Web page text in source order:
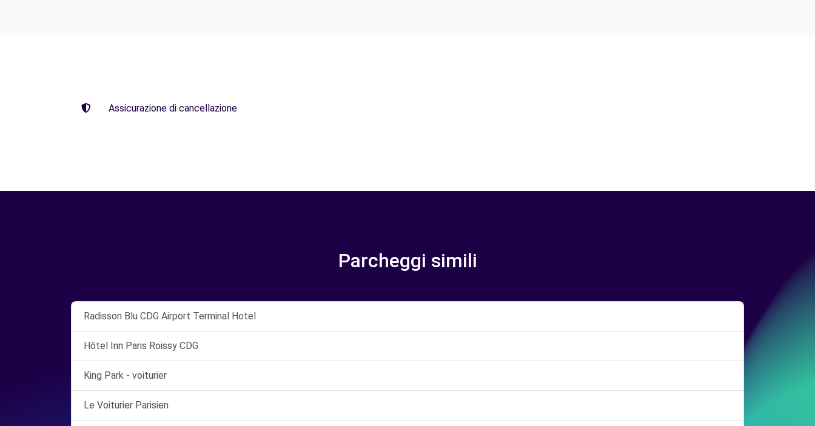
Assicurazione di cancellazione
Parcheggi simili
Radisson Blu CDG Airport Terminal Hotel
Hôtel Inn Paris Roissy CDG
King Park - voiturier
Le Voiturier Parisien